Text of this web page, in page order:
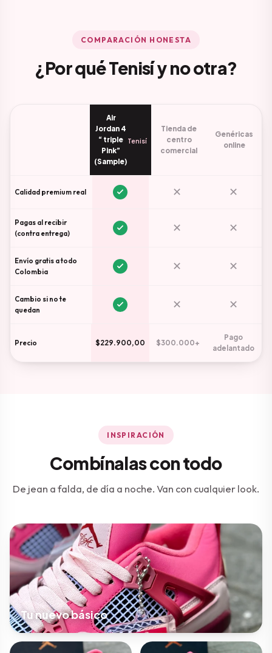
COMPARACIÓN HONESTA
¿Por qué Tenisí y no otra?
Air
Jordan 4
“ triple
Pink”
(Sample)
Tenisí
Tienda de
centro
comercial
Genéricas
online
Calidad premium real ✕ ✕
Pagas al recibir
(contra entrega)
✕ ✕
Envío gratis a todo
Colombia
✕ ✕
Cambio si no te
quedan
✕ ✕
Precio $229.900,00 $300.000+
Pago
adelantado
INSPIRACIÓN
Combínalas con todo
De jean a falda, de día a noche. Van con cualquier look.
Tu nuevo básico